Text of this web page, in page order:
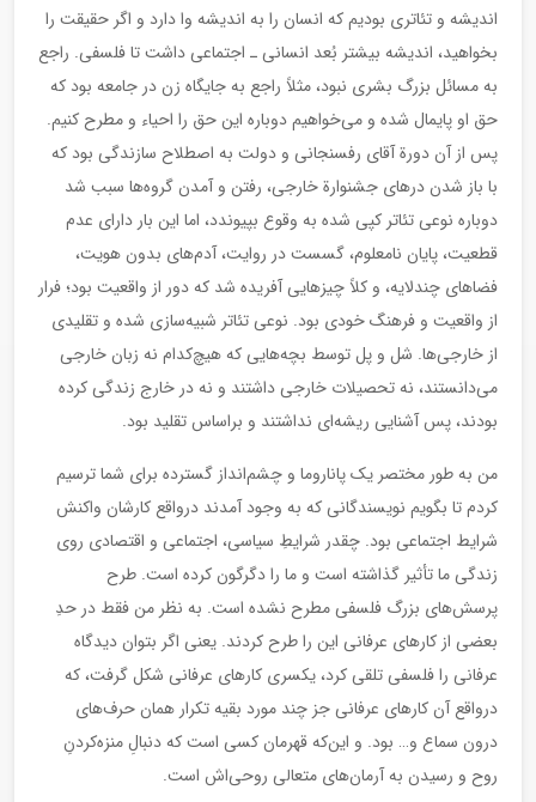
اندیشه و تئاتری بودیم که انسان را به اندیشه وا دارد و اگر حقیقت را
بخواهید، اندیشه بیشتر بُعد انسانی ـ اجتماعی داشت تا فلسفی. راجع
به مسائل بزرگ بشری نبود، مثلاً راجع به جایگاه زن در جامعه بود که
حق او پایمال شده و می‌خواهیم دوباره این حق را احیاء و مطرح کنیم.
پس از آن دورة آقای رفسنجانی و دولت به اصطلاح سازندگی بود که
با باز شدن درهای جشنوارة خارجی، رفتن و آمدن گروه‌ها سبب شد
دوباره نوعی تئاتر کپی شده به وقوع بپیوندد، اما این بار دارای عدم
قطعیت، پایان نامعلوم، گسست در روایت، آدم‌های بدون هویت،
فضاهای چندلایه، و کلاً چیزهایی آفریده شد که دور از واقعیت بود؛ فرار
از واقعیت و فرهنگ خودی بود. نوعی تئاتر شبیه‌سازی شده و تقلیدی
از خارجی‌ها. شل و پل توسط بچه‌هایی که هیچ‌کدام نه زبان خارجی
می‌دانستند، نه تحصیلات خارجی داشتند و نه در خارج زندگی کرده
بودند، پس آشنایی ریشه‌ای نداشتند و براساس تقلید بود.
من به طور مختصر یک پاناروما و چشم‌انداز گسترده برای شما ترسیم
کردم تا بگویم نویسندگانی که به وجود آمدند درواقع کارشان واکنش
شرایط اجتماعی بود. چقدر شرایطِ سیاسی، اجتماعی و اقتصادی روی
زندگی ما تأثیر گذاشته است و ما را دگرگون کرده است. طرح
پرسش‌های بزرگ فلسفی مطرح نشده است. به نظر من فقط در حدِ
بعضی از کارهای عرفانی این را طرح کردند. یعنی اگر بتوان دیدگاه
عرفانی را فلسفی تلقی کرد، یکسری کارهای عرفانی شکل گرفت، که
درواقع آن کارهای عرفانی جز چند مورد بقیه تکرار همان حرف‌های
درون سماع و… بود. و این‌که قهرمان کسی است که دنبالِ منزه‌کردنِ
روح و رسیدن به آرمان‌های متعالی روحی‌اش است.